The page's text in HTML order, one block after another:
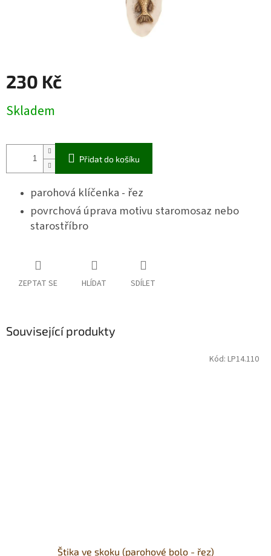
230 Kč
cena:
Skladem
Přidat do košíku
parohová klíčenka - řez
povrchová úprava motivu staromosaz nebo
starostříbro
ZEPTAT SE HLÍDAT SDÍLET
Související produkty
Štika ve skoku (parohové bolo - řez)
Kód: LP14.110